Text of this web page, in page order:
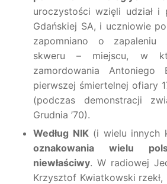
uroczystości wzięli udział i
Gdańskiej SA, i uczniowie
zapomniano o
skweru – miejscu, w
zamordowania Antoniego
pierwszej śmiertelnej ofiary
(podczas demonstracji
Grudnia ’70).
Według NIK(i wielu innych
oznakowania wielu
niewłaściwy. W radiowej
Krzysztof Kwiatkowski